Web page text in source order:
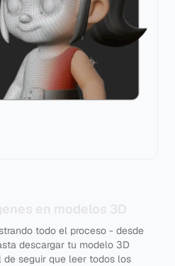
todo el proceso - desde
descargar tu modelo 3D
seguir que leer todos los